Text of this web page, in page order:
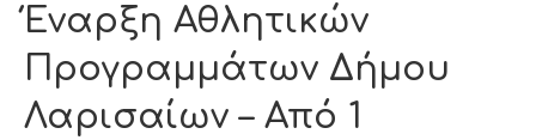
Έναρξη Αθλητικών
Προγραμμάτων Δήμου
Λαρισαίων – Από 1